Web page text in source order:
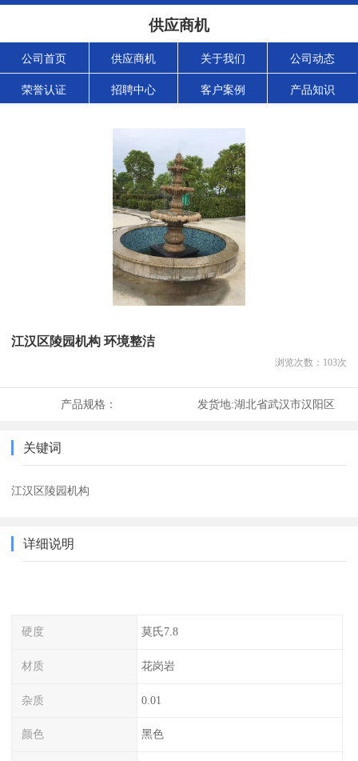
供应商机
公司首页 供应商机 关于我们 公司动态
荣誉认证 招聘中心 客户案例 产品知识
江汉区陵园机构 环境整洁
浏览次数： 103次
产品规格： 发货地:湖北省武汉市汉阳区
关键词
江汉区陵园机构
详细说明
硬度 莫氏7.8
材质 花岗岩
杂质 0.01
颜色 黑色